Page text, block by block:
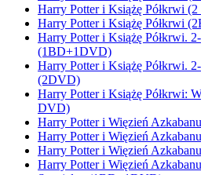
Harry Potter i Książę Półkrwi
Harry Potter i Książę Półkrwi
Harry Potter i Książę Półkrwi.
(1BD+1DVD)
Harry Potter i Książę Półkrwi.
(2DVD)
Harry Potter i Książę Półkrwi:
DVD)
Harry Potter i Więzień Azkabanu
Harry Potter i Więzień
Harry Potter i Więzień
Harry Potter i Więzień